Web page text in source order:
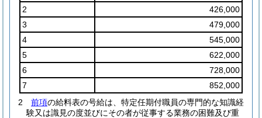
2
426,000
3
479,000
4
545,000
5
622,000
6
728,000
7
852,000
2
前項の給料表の号給は、特定任期付職員の専門的な知識経
験又は識見の度並びにその者が従事する業務の困難及び重